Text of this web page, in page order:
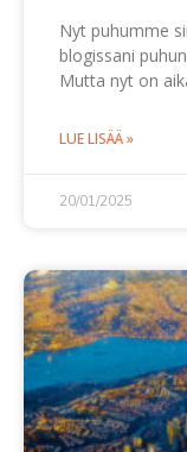
Nyt puhumme
blogissani
Mutta nyt on
LUE LISÄÄ »
20/01/2025